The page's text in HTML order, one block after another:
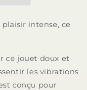
intense, ce
ce jouet doux et
les vibrations
conçu pour